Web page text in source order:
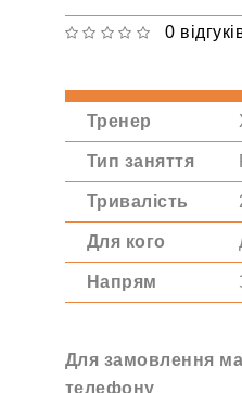
0
Тренер
Тип заняття
Тривалість
Для кого
Напрям
Для замовлення
телефону